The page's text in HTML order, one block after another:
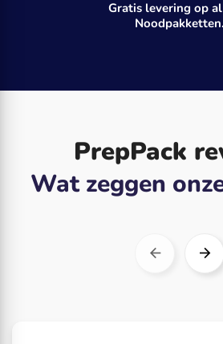
Gratis levering op
Noodpakketten.
PrepPack
Wat zeggen